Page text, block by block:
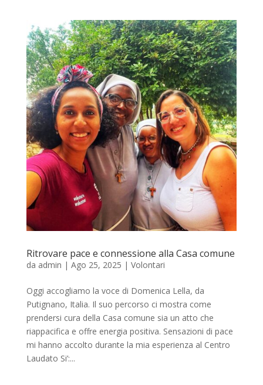
Ritrovare pace e connessione alla Casa comune
da admin | Ago 25, 2025 | Volontari
Oggi accogliamo la voce di Domenica Lella, da
Putignano, Italia. Il suo percorso ci mostra come
prendersi cura della Casa comune sia un atto che
riappacifica e offre energia positiva. Sensazioni di pace
mi hanno accolto durante la mia esperienza al Centro
Laudato Si’:...